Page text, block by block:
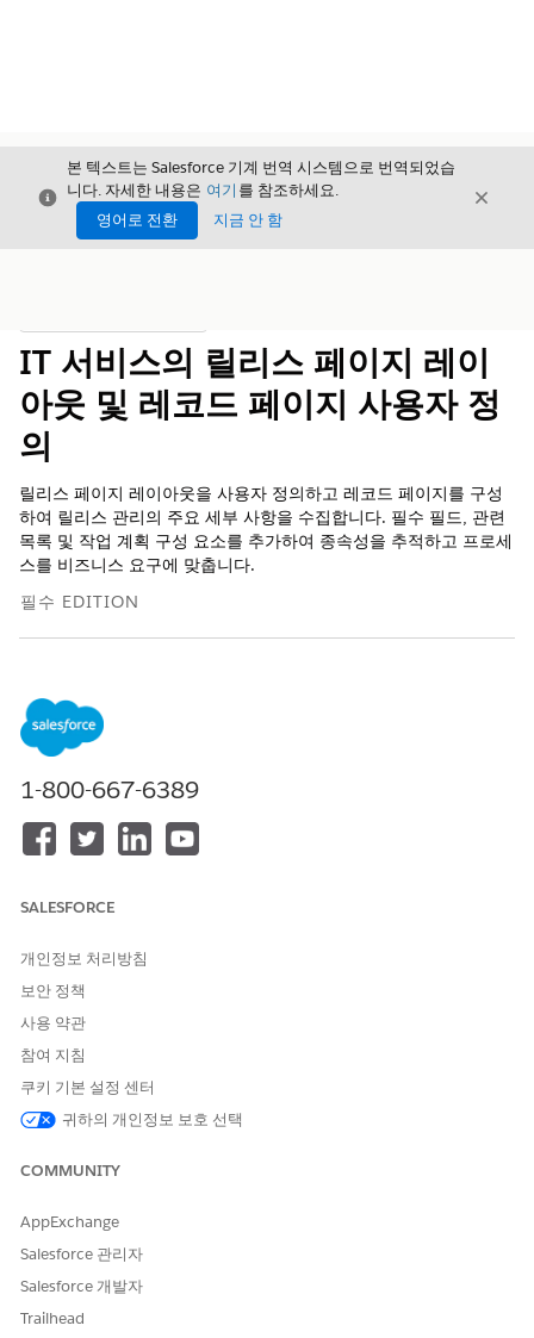
닫기
본 텍스트는 Salesforce 기계 번역 시스템으로 번역되었습
니다. 자세한 내용은 여기 를 참조하세요.
영어로 전환
지금 안 함
닫기
IT 서비스의 릴리스 페이지 레이
아웃 및 레코드 페이지 사용자 정
의
릴리스 페이지 레이아웃을 사용자 정의하고 레코드 페이지를 구성
하여 릴리스 관리의 주요 세부 사항을 수집합니다. 필수 필드, 관련
목록 및 작업 계획 구성 요소를 추가하여 종속성을 추적하고 프로세
스를 비즈니스 요구에 맞춥니다.
필수 EDITION
지원 제품: Agentforce IT 서비스가 포함된
Performance
페이지 레이아웃 사용자 정의:
터베이스)를 활성화합니다.
을 조직의 필요에 맞게 정의합니다.
개체 필드 추가, 편집, 삭제 및 사용자 정의
기존 개체 필드의 선택 목록 값 추가 또는 편집
릴리스 레코드 페이지에 구성 요소를 추가하여 영향을 받는 구
성 항목 및 영향을 받는 구성 항목을 보고 관리합니다.
릴리스 레코드를 엽니다.
설정 메뉴에서페이지 편집
향받는 구성 항목
해당 구성 요소는 구성 관리 데이터베이스(CMDB)가 활성
화된 경우에만 사용할 수 있습니다.
저장을 클릭합니다.
페이지를 Lightning Experience에서 사용 가능하게 하려면
활성화
1-800-667-6389
SALESFORCE
개인정보 처리방침
보안 정책
사용 약관
참여 지침
쿠키 기본 설정 센터
귀하의 개인정보 보호 선택
COMMUNITY
AppExchange
Salesforce 관리자
Salesforce 개발자
Trailhead